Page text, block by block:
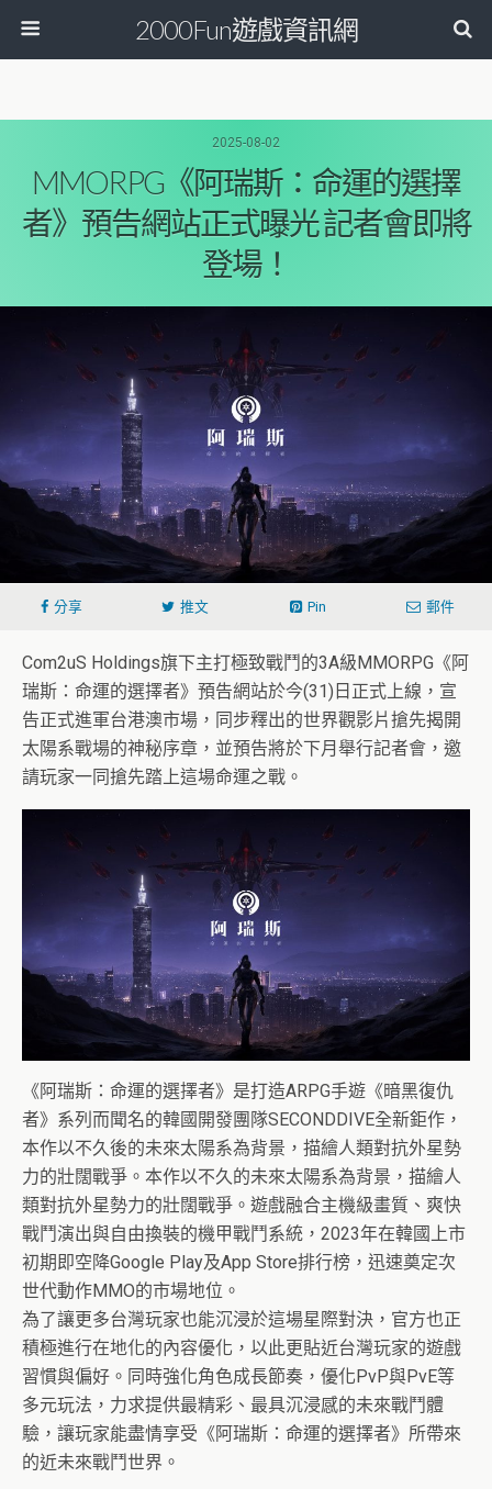
2000Fun遊戲資訊網
2025-08-02
MMORPG《阿瑞斯：命運的選擇
者》預告網站正式曝光 記者會即將
登場！
分享 推文 Pin 郵件
Com2uS Holdings旗下主打極致戰鬥的3A級MMORPG《阿
瑞斯：命運的選擇者》預告網站於今(31)日正式上線，宣
告正式進軍台港澳市場，同步釋出的世界觀影片搶先揭開
太陽系戰場的神秘序章，並預告將於下月舉行記者會，邀
請玩家一同搶先踏上這場命運之戰。
《阿瑞斯：命運的選擇者》是打造ARPG手遊《暗黑復仇
者》系列而聞名的韓國開發團隊SECONDDIVE全新鉅作，
本作以不久後的未來太陽系為背景，描繪人類對抗外星勢
力的壯闊戰爭。本作以不久的未來太陽系為背景，描繪人
類對抗外星勢力的壯闊戰爭。遊戲融合主機級畫質、爽快
戰鬥演出與自由換裝的機甲戰鬥系統，2023年在韓國上市
初期即空降Google Play及App Store排行榜，迅速奠定次
世代動作MMO的市場地位。
為了讓更多台灣玩家也能沉浸於這場星際對決，官方也正
積極進行在地化的內容優化，以此更貼近台灣玩家的遊戲
習慣與偏好。同時強化角色成長節奏，優化PvP與PvE等
多元玩法，力求提供最精彩、最具沉浸感的未來戰鬥體
驗，讓玩家能盡情享受《阿瑞斯：命運的選擇者》所帶來
的近未來戰鬥世界。